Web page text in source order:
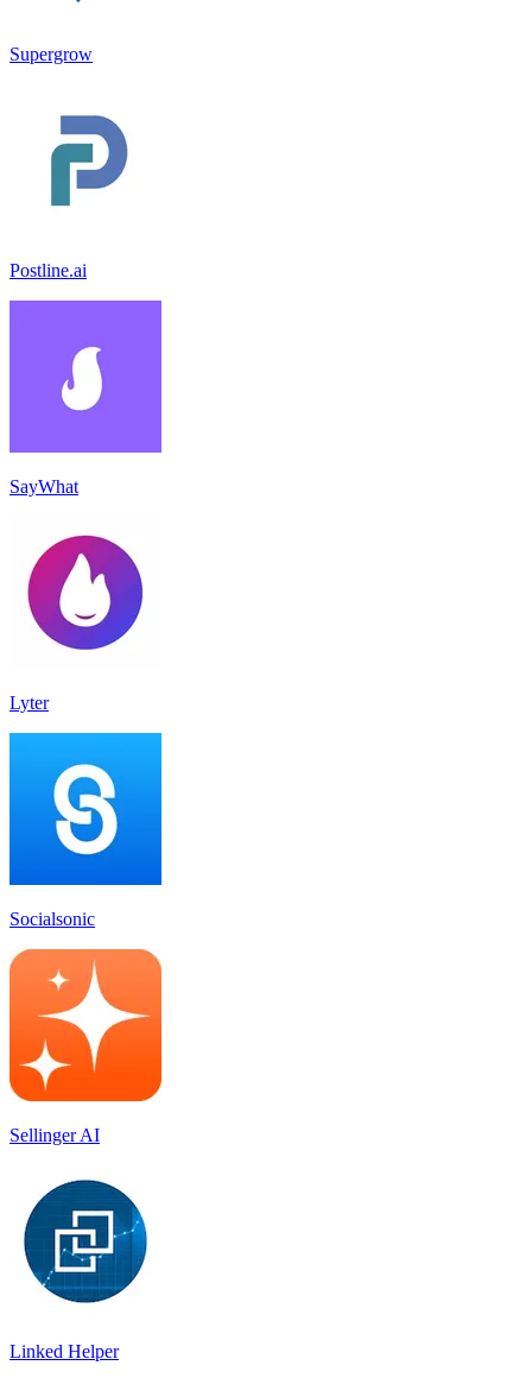
Supergrow
Postline.ai
SayWhat
Lyter
Socialsonic
Sellinger AI
Linked Helper